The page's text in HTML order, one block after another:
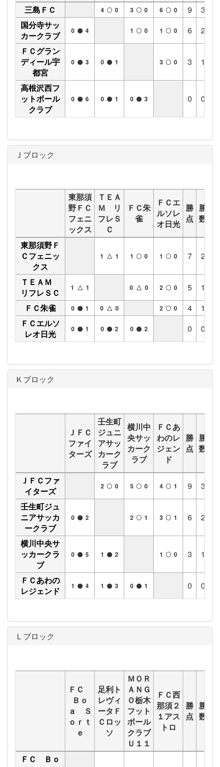
三島ＦＣ 4 0 3 0 6 0 9 3
国分寺サッ
カークラブ
0 4 1 0 1 0 6 2
ＦＣグラン
ディール宇
都宮
0 3 0 1 3 0 3 1
高根沢西フ
ットボール
クラブ
0 6 0 1 0 3 0 0
Ｊブロック
東那須
野ＦＣ
フェニ
ックス
ＴＥＡ
Ｍ リ
フレＳ
Ｃ
ＦＣ朱
雀
ＦＣエ
ルソレ
オ日光
勝
点
勝
数
東那須野Ｆ
Ｃフェニッ
クス
1 △ 1 1 0 1 0 7 2
ＴＥＡＭ
リフレＳＣ
1 △ 1 0 △ 0 2 0 5 1
ＦＣ朱雀
0 1 0 △ 0 2 0 4 1
ＦＣエルソ
レオ日光
0 1 0 2 0 2 0 0
Ｋブロック
ＪＦＣ
ファイ
ターズ
壬生町
ジュニ
アサッ
カーク
ラブ
横川中
央サッ
カーク
ラブ
ＦＣあ
わのレ
ジェン
ド
勝
点
勝
数
ＪＦＣファ
イターズ
2 0 5 0 4 1 9 3
壬生町ジュ
ニアサッカ
ークラブ
0 2 2 1 3 1 6 2
横川中央サ
ッカークラ
ブ
0 5 1 2 1 0 3 1
ＦＣあわの
レジェンド
1 4 1 3 0 1 0 0
Ｌブロック
ＦＣ
Ｂｏ
ａ Ｓ
ｏｒｔ
ｅ
足利ト
レヴィ
ータＦ
Ｃロッ
ソ
ＭＯＲ
ＡＮＧ
Ｏ栃木
フット
ボール
クラブ
Ｕ１１
ＦＣ西
那須２
１アス
トロ
勝
点
勝
数
ＦＣ Ｂｏ